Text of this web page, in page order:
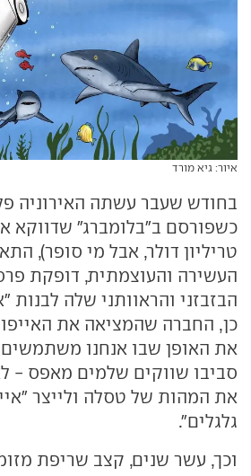
איור: גיא מורד
בחודש שעבר עשתה האירוניה
כשפורסם ב"בלומברג" שדווקא
טריליון דולר, אבל מי סופר),
העשירה והעוצמתית, דופקת
הבזבזני והראוותני שלה לבנות
כן, החברה שהמציאה את
את האופן שבו אנחנו
סביבו שווקים שלמים מאפס -
את המהות של טסלה ולייצר
גלגלים".
וכך, עשר שנים, קצב שריפת